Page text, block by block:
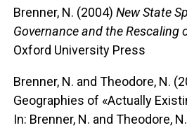
Brenner, N. (2004)New State
Governance and the Rescaling
Oxford University Press
Brenner, N. and Theodore, N.
Geographies of «Actually
In: Brenner, N. and Theodore,